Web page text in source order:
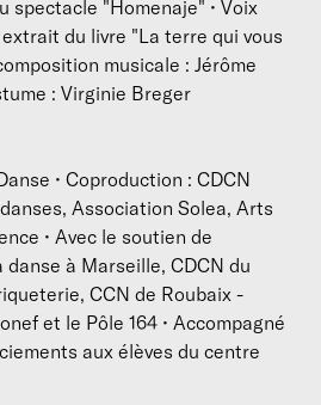
qu’Ana Pérezmet ses
de flamenco. Fille du
de flamenco et directrice du
sous l’influence de ces
sa formation au sein du groupe
elle étudiera auprès des
flamenco tels que Pilar
ou Andrés Marin à Séville,
où elle vivra pendant
intègre les tablaos les plus
la Compagnie de Cristina
spectacle "Homenaje" • Voix
du livre "La terre qui vous
musicale : Jérôme
: Virginie Breger
• Coproduction : CDCN
Association Solea, Arts
• Avec le soutien de
à Marseille, CDCN du
CCN de Roubaix -
et le Pôle 164 • Accompagné
aux élèves du centre